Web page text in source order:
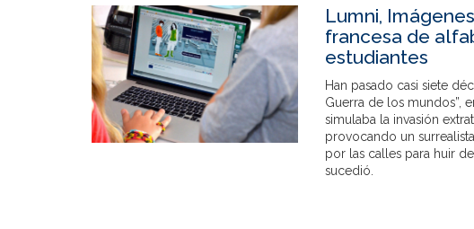
Lumni,
francesa de
estudiantes
Han pasado casi siete
Guerra de los mundos”,
simulaba la invasión
provocando un
por las calles para huir
sucedió.